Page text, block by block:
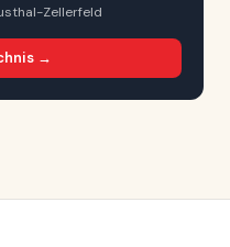
Zellerfeld
→